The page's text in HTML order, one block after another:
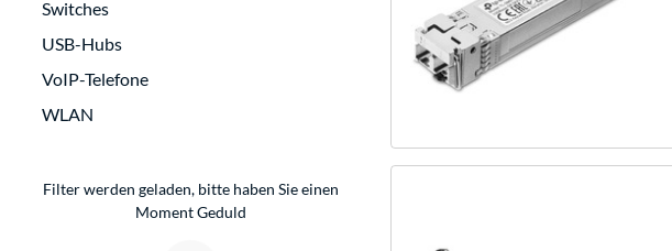
Switches
USB-Hubs
VoIP-Telefone
WLAN
Filter werden geladen, bitte haben Sie einen
Moment Geduld